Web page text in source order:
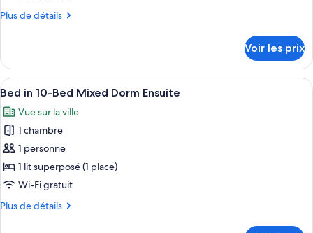
Ensuite
chambre :
Private
Room
Ensuite
Plus de détails
Plus
le
type
de
8-
Bed
Private
Room
Ensuite
Voir les prix
Afficher
toutes
les
photos
pour
ce
type
chambre :
Une chambre de dortoir avec des
6
Bed in 10-Bed Mixed Dorm Ensuite
Vue sur la ville
1 chambre
1 personne
1 lit superposé (1 place)
Wi-Fi gratuit
Plus de détails
Plus